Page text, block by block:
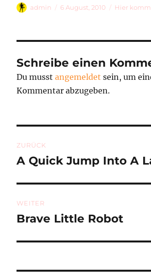
Autor
admin
Veröffentlicht
6 August, 2010 Kategorien
Hier
Schreibe einen
Du musstangemeldet sein, um
Kommentar abzugeben.
ZURÜCK
Vorheriger
A Quick Jump Into A
WEITER
Nächster
Brave Little Robot